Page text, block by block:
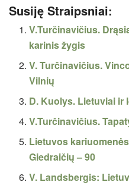
Susiję Straipsniai:
V.Turčinavičius.
karinis žygis
V. Turčinavičius.
Vilnių
D. Kuolys. Lietuviai ir
V.Turčinavičius.
Lietuvos
Giedraičių – 90
V. Landsbergis: